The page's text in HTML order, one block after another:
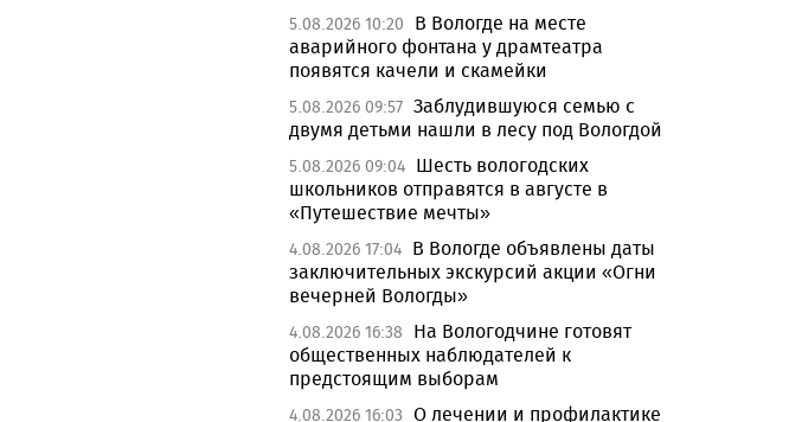
5.08.2026 10:20
В Вологде на месте
аварийного фонтана у драмтеатра
появятся качели и скамейки
5.08.2026 09:57 Заблудившуюся семью с
двумя детьми нашли в лесу под Вологдой
5.08.2026 09:04 Шесть вологодских
школьников отправятся в августе в
«Путешествие мечты»
4.08.2026 17:04 В Вологде объявлены даты
заключительных экскурсий акции «Огни
вечерней Вологды»
4.08.2026 16:38
На Вологодчине готовят
общественных наблюдателей к
предстоящим выборам
4.08.2026 16:03 О лечении и профилактике